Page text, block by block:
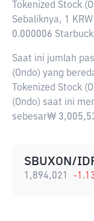
Tokenized Stock
Sebaliknya, 1
0.000006
Saat ini jumlah
(Ondo) yang
Tokenized Stock
(Ondo) saat ini
sebesar₩
SBUXON/
1,894,021 -